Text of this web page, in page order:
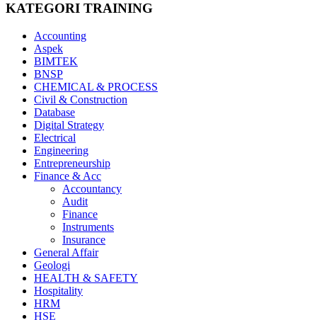
KATEGORI TRAINING
Accounting
Aspek
BIMTEK
BNSP
CHEMICAL & PROCESS
Civil & Construction
Database
Digital Strategy
Electrical
Engineering
Entrepreneurship
Finance & Acc
Accountancy
Audit
Finance
Instruments
Insurance
General Affair
Geologi
HEALTH & SAFETY
Hospitality
HRM
HSE